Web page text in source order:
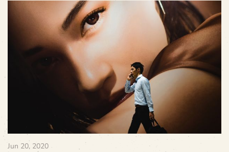
Jun 20, 2020